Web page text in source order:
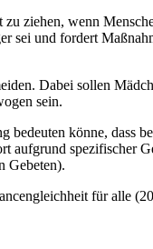
wenn
und fordert
Dabei sollen
sein.
könne, dass
spezifischer
Gebeten).
für alle